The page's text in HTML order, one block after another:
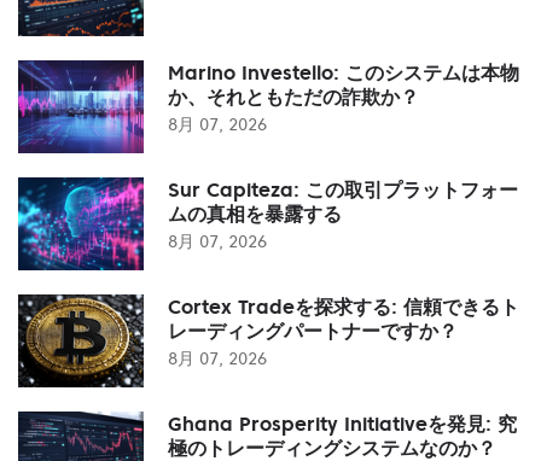
Marino Investello: このシステムは本物
か、それともただの詐欺か？
8月 07, 2026
Sur Capiteza: この取引プラットフォー
ムの真相を暴露する
8月 07, 2026
Cortex Tradeを探求する: 信頼できるト
レーディングパートナーですか？
8月 07, 2026
Ghana Prosperity Initiativeを発見: 究
極のトレーディングシステムなのか？